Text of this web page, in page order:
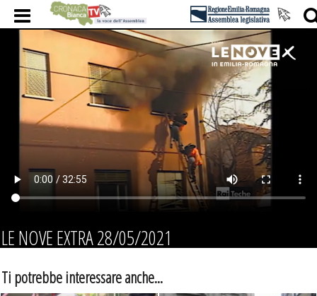
LE NOVE EXTRA 28/05/2021
Ti potrebbe interessare anche...